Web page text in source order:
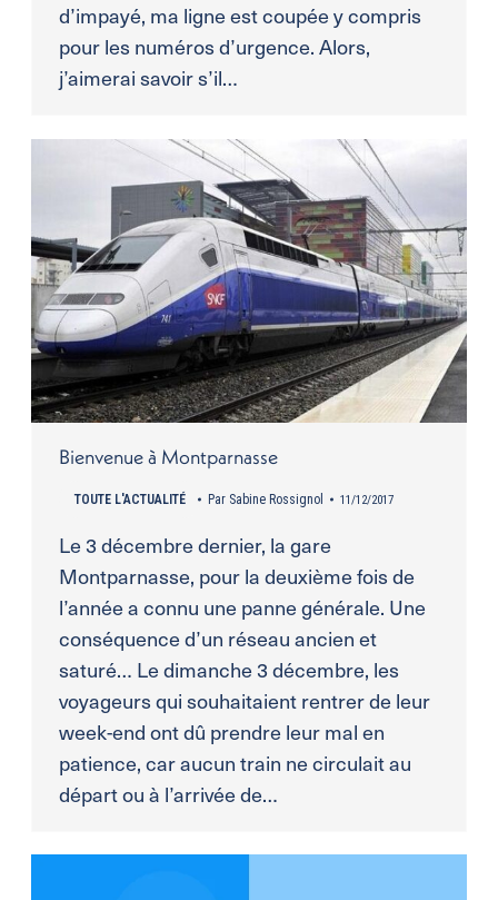
d’impayé, ma ligne est coupée y compris
pour les numéros d’urgence. Alors,
j’aimerai savoir s’il…
Bienvenue à Montparnasse
TOUTE L'ACTUALITÉ Par Sabine Rossignol 11/12/2017
Le 3 décembre dernier, la gare
Montparnasse, pour la deuxième fois de
l’année a connu une panne générale. Une
conséquence d’un réseau ancien et
saturé… Le dimanche 3 décembre, les
voyageurs qui souhaitaient rentrer de leur
week-end ont dû prendre leur mal en
patience, car aucun train ne circulait au
départ ou à l’arrivée de…